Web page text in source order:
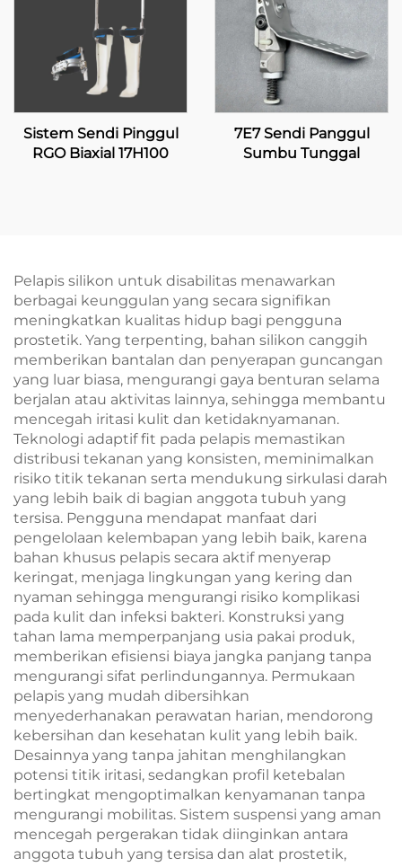
Sistem Sendi Pinggul
RGO Biaxial 17H100
7E7 Sendi Panggul
Sumbu Tunggal
Pelapis silikon untuk disabilitas menawarkan
berbagai keunggulan yang secara signifikan
meningkatkan kualitas hidup bagi pengguna
prostetik. Yang terpenting, bahan silikon canggih
memberikan bantalan dan penyerapan guncangan
yang luar biasa, mengurangi gaya benturan selama
berjalan atau aktivitas lainnya, sehingga membantu
mencegah iritasi kulit dan ketidaknyamanan.
Teknologi adaptif fit pada pelapis memastikan
distribusi tekanan yang konsisten, meminimalkan
risiko titik tekanan serta mendukung sirkulasi darah
yang lebih baik di bagian anggota tubuh yang
tersisa. Pengguna mendapat manfaat dari
pengelolaan kelembapan yang lebih baik, karena
bahan khusus pelapis secara aktif menyerap
keringat, menjaga lingkungan yang kering dan
nyaman sehingga mengurangi risiko komplikasi
pada kulit dan infeksi bakteri. Konstruksi yang
tahan lama memperpanjang usia pakai produk,
memberikan efisiensi biaya jangka panjang tanpa
mengurangi sifat perlindungannya. Permukaan
pelapis yang mudah dibersihkan
menyederhanakan perawatan harian, mendorong
kebersihan dan kesehatan kulit yang lebih baik.
Desainnya yang tanpa jahitan menghilangkan
potensi titik iritasi, sedangkan profil ketebalan
bertingkat mengoptimalkan kenyamanan tanpa
mengurangi mobilitas. Sistem suspensi yang aman
mencegah pergerakan tidak diinginkan antara
anggota tubuh yang tersisa dan alat prostetik,